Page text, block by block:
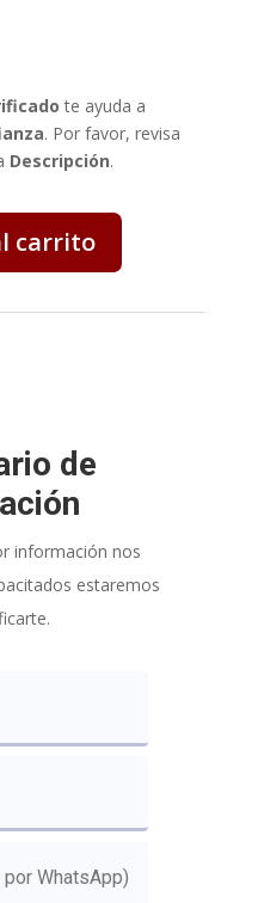
te ayuda a
. Por favor, revisa
Descripción.
carrito
de
información nos
estaremos